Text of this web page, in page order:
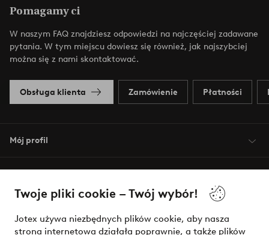
Twoje pliki cookie – Twój wybór!
Jotex używa niezbędnych plików cookie, aby nasza
strona internetowa działała poprawnie, a także plików
Pomagamy ci
W naszym FAQ znajdziesz odpowiedzi na najczęściej zadawane
pytania. W tym miejscu dowiesz się również, jak najszybciej
można się z nami skontaktować.
Obsługa klienta Zamówienie Płatności
Mój profil